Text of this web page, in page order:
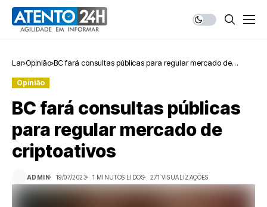
Lar Opinião BC fará consultas públicas para regular mercado de
Opinião
BC fará consultas públicas
para regular mercado de
criptoativos
ADMIN 19/07/2023 1 MINUTOS LIDOS 271 VISUALIZAÇÕES